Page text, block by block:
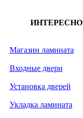
ИНТЕРЕСНО
Магазин ламината
Входные двери
Установка дверей
Укладка ламината